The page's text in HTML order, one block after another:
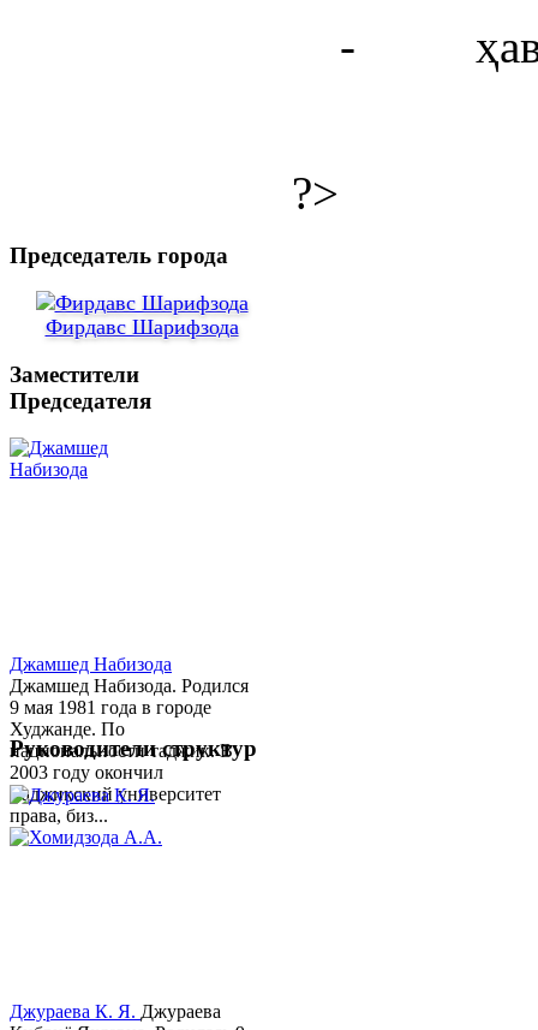
-
?>
Председатель города
Фирдавс Шарифзода
Заместители
Председателя
Джамшед Набизода
Джамшед Набизода. Родился
9 мая 1981 года в городе
Худжанде. По
национальности таджик. В
2003 году окончил
Таджикский университет
права, биз...
Руководители структур
Джураева К. Я. Джураева